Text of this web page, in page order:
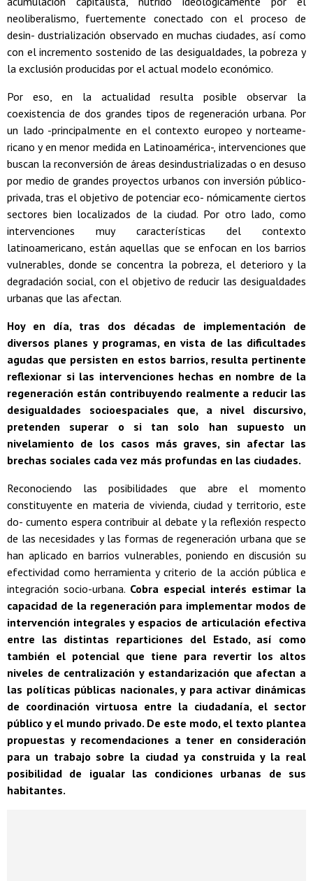
neoliberalismo, fuertemente conectado con el proceso de
desin- dustrialización observado en muchas ciudades, así como
con el incremento sostenido de las desigualdades, la pobreza y
la exclusión producidas por el actual modelo económico.
Por eso, en la actualidad resulta posible observar la
coexistencia de dos grandes tipos de regeneración urbana. Por
un lado -principalmente en el contexto europeo y norteame-
ricano y en menor medida en Latinoamérica-, intervenciones que
buscan la reconversión de áreas desindustrializadas o en desuso
por medio de grandes proyectos urbanos con inversión público-
privada, tras el objetivo de potenciar eco- nómicamente ciertos
sectores bien localizados de la ciudad. Por otro lado, como
intervenciones muy características del contexto
latinoamericano, están aquellas que se enfocan en los barrios
vulnerables, donde se concentra la pobreza, el deterioro y la
degradación social, con el objetivo de reducir las desigualdades
urbanas que las afectan.
Hoy en día, tras dos décadas de implementación de
diversos planes y programas, en vista de las dificultades
agudas que persisten en estos barrios, resulta pertinente
reflexionar si las intervenciones hechas en nombre de la
regeneración están contribuyendo realmente a reducir las
desigualdades socioespaciales que, a nivel discursivo,
pretenden superar o si tan solo han supuesto un
nivelamiento de los casos más graves, sin afectar las
brechas sociales cada vez más profundas en las ciudades.
Reconociendo las posibilidades que abre el momento
constituyente en materia de vivienda, ciudad y territorio, este
do- cumento espera contribuir al debate y la reflexión respecto
de las necesidades y las formas de regeneración urbana que se
han aplicado en barrios vulnerables, poniendo en discusión su
efectividad como herramienta y criterio de la acción pública e
integración socio-urbana. Cobra especial interés estimar la
capacidad de la regeneración para implementar modos de
intervención integrales y espacios de articulación efectiva
entre las distintas reparticiones del Estado, así como
también el potencial que tiene para revertir los altos
niveles de centralización y estandarización que afectan a
las políticas públicas nacionales, y para activar dinámicas
de coordinación virtuosa entre la ciudadanía, el sector
público y el mundo privado. De este modo, el texto plantea
propuestas y recomendaciones a tener en consideración
para un trabajo sobre la ciudad ya construida y la real
posibilidad de igualar las condiciones urbanas de sus
habitantes.